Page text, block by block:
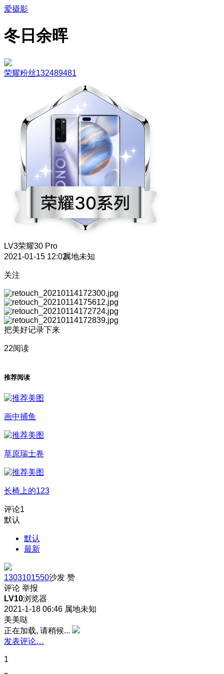
爱摄影
冬日余晖
荣耀粉丝132489481
LV3荣耀30 Pro
2021-01-15 12:02属地未知
关注
把美好记录下来
22阅读
推荐阅读
画中捕鱼
草原瑞士卷
长椅上的123
评论1
默认
默认
最新
1303101550沙发 赞
评论 举报
LV10浏览器
2021-1-18 06:46 属地未知
美美哒
正在加载, 请稍候...
发表评论…
1